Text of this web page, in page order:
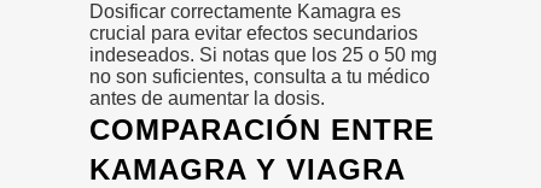
Dosificar correctamente Kamagra es
crucial para evitar efectos secundarios
indeseados. Si notas que los 25 o 50 mg
no son suficientes, consulta a tu médico
antes de aumentar la dosis.
COMPARACIÓN ENTRE
KAMAGRA Y VIAGRA